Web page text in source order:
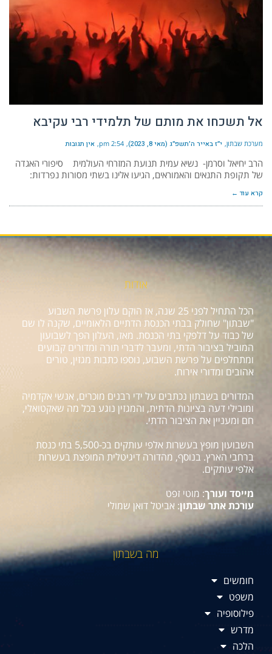
אל תשכחו את מותם של תלמידי רבי עקיבא
מערכת שבתון י״ז באייר ה׳תשפ״ג (מאי 8, 2023) 2:54 pm אין תגובות
הרב יחיאל וסרמן- נשיא עמית תנועת המזרחי העולמית סיפורי האגדה
של תקופת התנאים והאמוראים, הגיעו אלינו בשתי מסורות נפרדות:
קרא עוד ←
אודות
הכל התחיל לפני 25 שנה, אז הוקם עלון פרשת השבוע
"שבתון" שחולק בבתי הכנסת הדתיים הלאומיים, שקנה לו שם
של כבוד על דלפקי בתי הכנסת. מאז, העלון הפך לשבועון
המוביל בציבור הדתי, ומעבר לדברי תורה ומדורים קבועים
ומתחלפים על פרשת השבוע, נוספו כתבות מגזין, טורים
אהובים ומדורי אירוח.
המדורים בשבתון נכתבים על ידי רבנים מוכרים, אנשי אקדמיה
ומובילי דעה בציונות הדתית, והמגזין נוגע בכל מה שאקטואלי,
חם ומעניין את הציבור הדתי.
השבועון מופץ בעשרות אלפי עותקים בכ-5,500 בתי כנסת
ברחבי הארץ. בנוסף, מהדורה דיגיטלית המופצת בעשרות
אלפי עותקים.
מייסד ועורך: מוטי זפט
עורכת אתר שבתון: אביטל דואן שמולי
מה בשבתון
חומשים
משפט
פילוסופיה
מדרש
הלכה